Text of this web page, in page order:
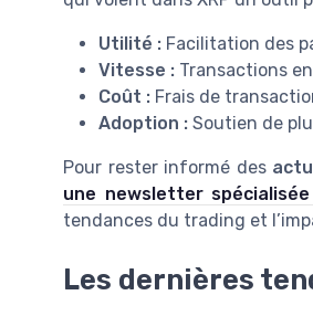
Utilité : Facilitation des
Vitesse : Transactions
Coût : Frais de
Adoption : Soutien de
Pour rester informé des
une newsletter
tendances du trading et
Les dernières